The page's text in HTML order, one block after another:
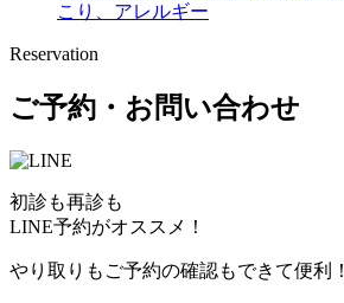
こり、アレルギー
Reservation
ご予約・お問い合わせ
初診も再診も
LINE予約がオススメ！
やり取りもご予約の確認もできて便利！